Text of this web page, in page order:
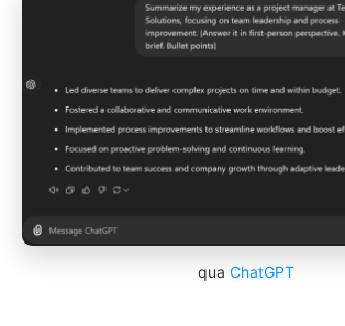
qua ChatGPT